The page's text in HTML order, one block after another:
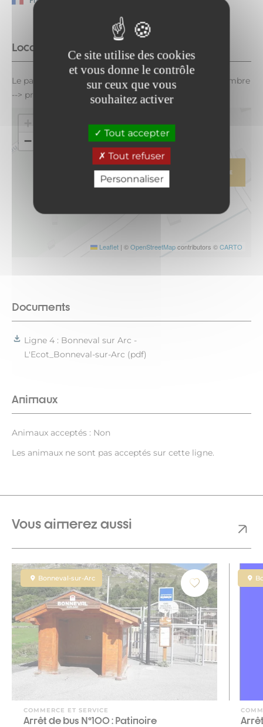
Ce site utilise des cookies
et vous donne le contrôle
sur ceux que vous
souhaitez activer
Tout accepter
Tout refuser
Personnaliser
Localisation
Le parking de l'Ecot est payant du 15 juin au 30 septembre
--> privilégiez les transports en commun.
+
−
Leaflet | ©OpenStreetMapcontributors ©CARTO
ITINÉRAIRE
Documents
Ligne 4 : Bonneval sur Arc -
L'Ecot_Bonneval-sur-Arc (pdf)
Animaux
Animaux acceptés : Non
Les animaux ne sont pas acceptés sur cette ligne.
Vous aimerez aussi
Bonneval-sur-Arc
COMMERCE ET SERVICE
Arrêt de bus N°100 : Patinoire